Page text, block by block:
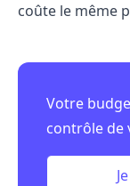
coûte le même
Votre
contrôle de